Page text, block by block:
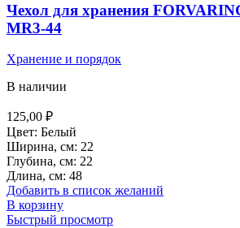
Чехол для хранения
MR3-44
Хранение и порядок
В наличии
125,00 ₽
Цвет: Белый
Ширина, см: 22
Глубина, см: 22
Длина, см: 48
Добавить в список желаний
В корзину
Быстрый просмотр